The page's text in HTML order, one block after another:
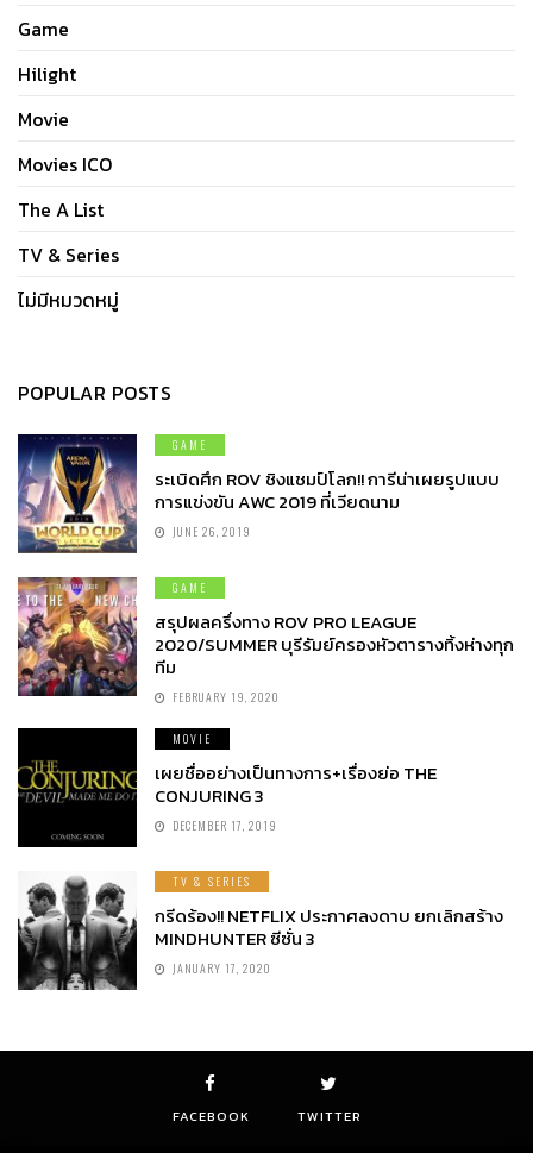
Game
Hilight
Movie
Movies ICO
The A List
TV & Series
ไม่มีหมวดหมู่
POPULAR POSTS
GAME
ระเบิดศึก ROV ชิงแชมป์โลก!! การีน่าเผยรูปแบบ
การแข่งขัน AWC 2019 ที่เวียดนาม
JUNE 26, 2019
GAME
สรุปผลครึ่งทาง ROV PRO LEAGUE
2020/SUMMER บุรีรัมย์ครองหัวตารางทิ้งห่างทุก
ทีม
FEBRUARY 19, 2020
MOVIE
เผยชื่ออย่างเป็นทางการ+เรื่องย่อ THE
CONJURING 3
DECEMBER 17, 2019
TV & SERIES
กรีดร้อง!! NETFLIX ประกาศลงดาบ ยกเลิกสร้าง
MINDHUNTER ซีซั่น 3
JANUARY 17, 2020
FACEBOOK TWITTER